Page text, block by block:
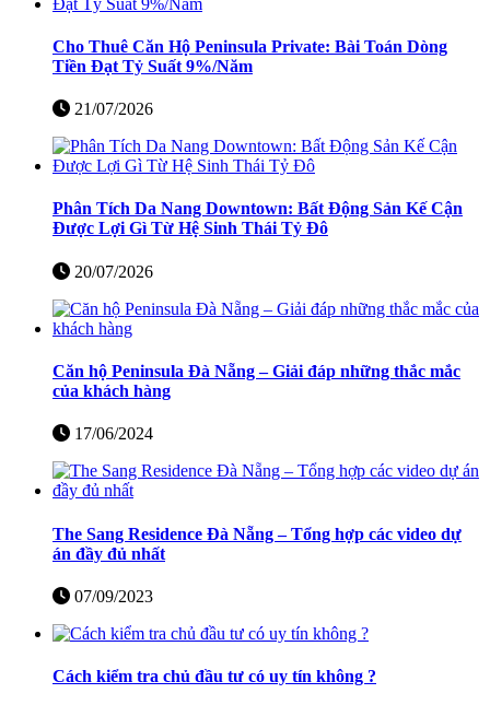
Cho Thuê Căn Hộ Peninsula Private: Bài Toán Dòng
Tiền Đạt Tỷ Suất 9%/Năm
21/07/2026
Phân Tích Da Nang Downtown: Bất Động Sản Kế Cận
Được Lợi Gì Từ Hệ Sinh Thái Tỷ Đô
20/07/2026
Căn hộ Peninsula Đà Nẵng – Giải đáp những thắc mắc
của khách hàng
17/06/2024
The Sang Residence Đà Nẵng – Tổng hợp các video dự
án đầy đủ nhất
07/09/2023
Cách kiểm tra chủ đầu tư có uy tín không ?